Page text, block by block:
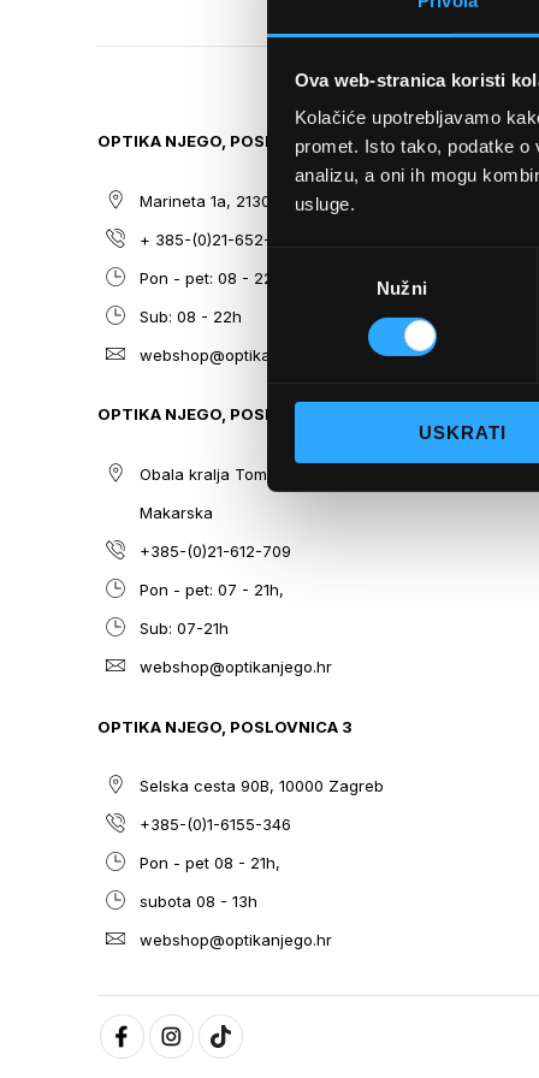
Ova web-stranica koristi
Kolačiće upotrebljavamo
promet. Isto tako, podatke
analizu, a oni ih mogu
usluge.
pristanka
Nužni
USKRATI
IMAGES
OPTIKA NJEGO, POSLOVNICA 1
Marineta 1a, 21300 Makarska
+ 385-(0)21-652-102
Pon - pet: 08 - 22h,
Sub: 08 - 22h
webshop@optikanjego.hr
OPTIKA NJEGO, POSLOVNICA 2
Obala kralja Tomislava 14, 21300
Makarska
+385-(0)21-612-709
Pon - pet: 07 - 21h,
Sub: 07-21h
webshop@optikanjego.hr
OPTIKA NJEGO, POSLOVNICA 3
Selska cesta 90B, 10000 Zagreb
+385-(0)1-6155-346
Pon - pet 08 - 21h,
subota 08 - 13h
webshop@optikanjego.hr
SITEMAP
Kontakt